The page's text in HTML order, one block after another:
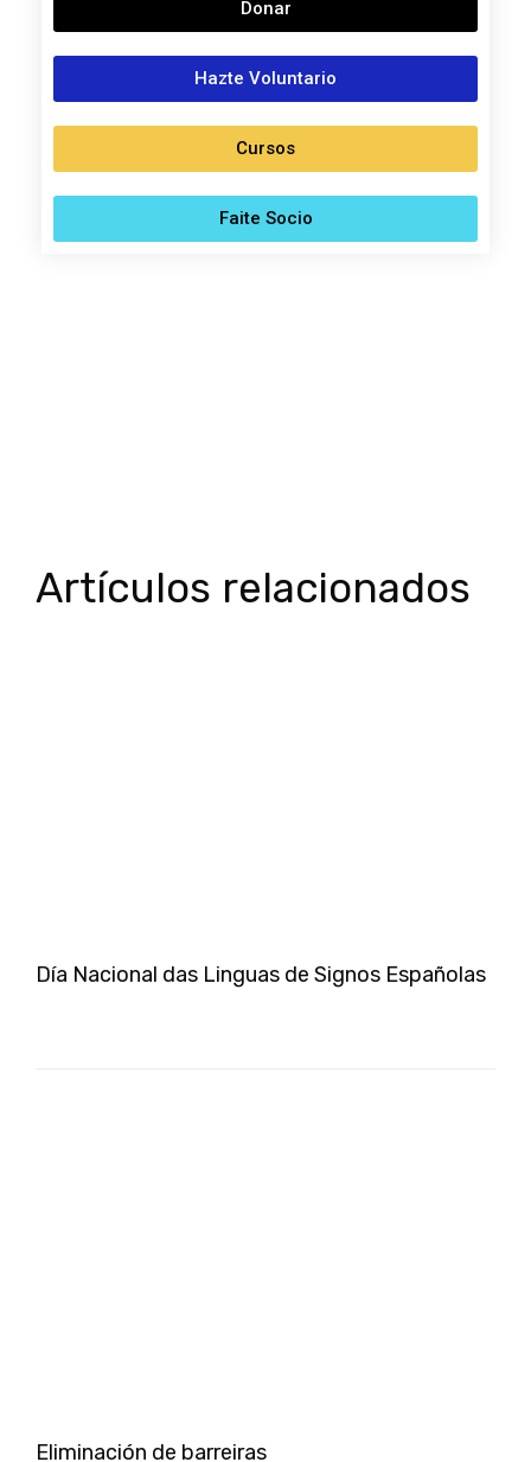
Donar
Hazte Voluntario
Cursos
Faite Socio
Artículos relacionados
Día Nacional das Linguas de Signos Españolas
Eliminación de barreiras